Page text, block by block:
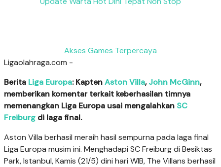
Akses Games Terpercaya
Ligaolahraga.com -
Berita Liga Europa: KaptenAston Villa,John McGinn,
memberikan komentar terkait keberhasilan timnya
memenangkan Liga Europa usai mengalahkan SC
Freiburg di laga final.
Aston Villa berhasil meraih hasil sempurna pada laga final
Liga Europa musim ini. Menghadapi SC Freiburg di Besiktas
Park, Istanbul, Kamis (21/5) dini hari WIB, The Villans berhasil